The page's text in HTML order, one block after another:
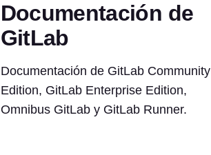
Documentación de
GitLab
Documentación de GitLab Community
Edition, GitLab Enterprise Edition,
Omnibus GitLab y GitLab Runner.